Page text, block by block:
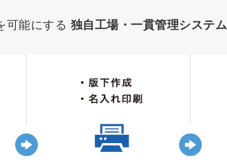
可能にする 独自工場・一貫管理システム